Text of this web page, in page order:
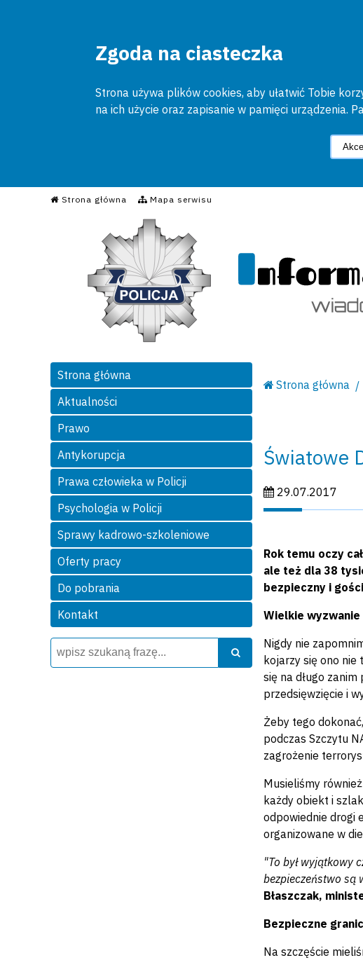
Zgoda na ciasteczka
Strona używa plików cookies, aby ułatwić Tobie
na ich użycie oraz zapisanie w pamięci urządzenia.
Strona główna Mapa serwisu
Informacyjny Serwis
Strona główna
Aktualności
Prawo
Antykorupcja
Prawa człowieka w Policji
Psychologia w Policji
Sprawy kadrowo-szkoleniowe
Oferty pracy
Do pobrania
Kontakt
Wyszukiwarka
Szukaj
Strona główna
Światowe
Data publikacji:
29.07.2017
Rok temu oczy
ale też dla 38
bezpieczny i
Wielkie wyzwanie
Nigdy nie
kojarzy się ono nie
się na długo
przedsięwzięcie i
Żeby tego
podczas Szczytu
zagrożenie
Musieliśmy
każdy obiekt i
odpowiednie drogi
organizowane w
"To był wyjątkowy
bezpieczeństwo są
Błaszczak,
Bezpieczne
Na szczęście